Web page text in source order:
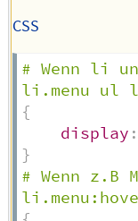
CSS
# Wenn li
li.menu ul
{
display :
}
# Wenn